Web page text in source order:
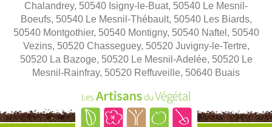
Chalandrey, 50540 Isigny-le-Buat, 50540 Le Mesnil-
Boeufs, 50540 Le Mesnil-Thébault, 50540 Les Biards,
50540 Montgothier, 50540 Montigny, 50540 Naftel, 50540
Vezins, 50520 Chasseguey, 50520 Juvigny-le-Tertre,
50520 La Bazoge, 50520 Le Mesnil-Adelée, 50520 Le
Mesnil-Rainfray, 50520 Reffuveille, 50640 Buais